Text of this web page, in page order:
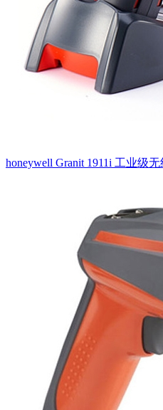
honeywell Granit 1911i 工业级